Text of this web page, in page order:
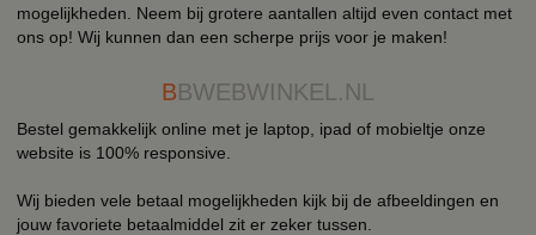
mogelijkheden. Neem bij grotere aantallen altijd even contact met
ons op! Wij kunnen dan een scherpe prijs voor je maken!
BBWEBWINKEL.NL
Bestel gemakkelijk online met je laptop, ipad of mobieltje onze
website is 100% responsive.
Wij bieden vele betaal mogelijkheden kijk bij de afbeeldingen en
jouw favoriete betaalmiddel zit er zeker tussen.